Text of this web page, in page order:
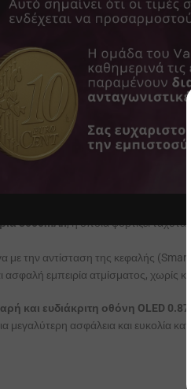
έκδοση του δημοφιλούς GTX One
δυνατότητες και εξελιγμένη
3000mAh, η οποία φορτίζει
με την αντίσταση της κεφαλής (Smart
εμπειρία ατμίσματος, χωρίς
και ευδιάκριτη οθόνη OLED 0.87″
μεγαλύτερη ασφάλεια και ευκολία